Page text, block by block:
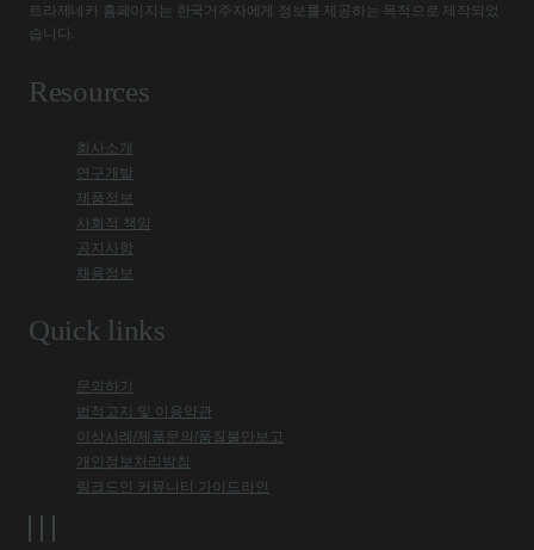
트라제네카 홈페이지는 한국거주자에게 정보를 제공하는 목적으로 제작되었
습니다.
Resources
회사소개
연구개발
제품정보
사회적 책임
공지사항
채용정보
Quick links
문의하기
법적고지 및 이용약관
이상사례/제품문의/품질불만보고
개인정보처리방침
링크드인 커뮤니티 가이드라인